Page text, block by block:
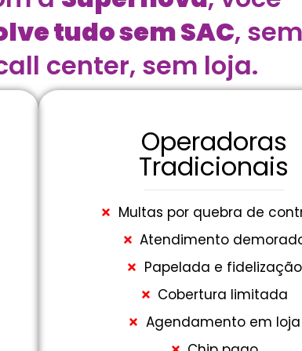
tudo sem SAC, sem
center, sem loja.
Operadoras
Tradicionais
Multas por quebra de
Atendimento
Papelada e fidelização
Cobertura limitada
Agendamento em loja